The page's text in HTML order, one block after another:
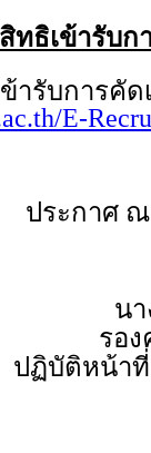
ทธิเข้ารับก
บการคัดเ
E-
ประกาศ
น
รอ
ปฏิบัติหน้า